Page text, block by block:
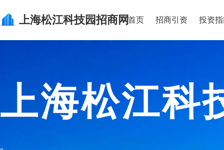
上海松江科技园招商网首页 招商引资 投资
上海松江科